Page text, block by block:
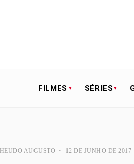
FILMES SÉRIES
AUGUSTO • 12 DE JUNHO DE 2017